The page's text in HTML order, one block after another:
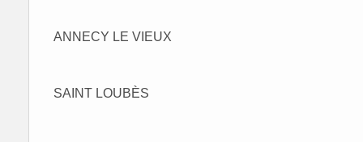
ANNECY LE VIEUX
SAINT LOUBÈS